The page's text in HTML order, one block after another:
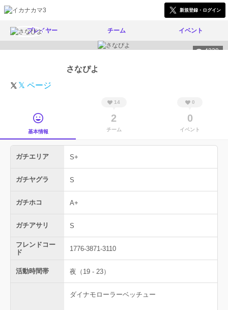
新規登録・ログイン
プレイヤー チーム イベント
4239
さなぴよ
𝕏 ページ
基本情報
14
2
チーム
0
0
イベント
ガチエリア S+
ガチヤグラ S
ガチホコ A+
ガチアサリ S
フレンドコー
ド
1776-3871-3110
活動時間帯 夜（19 - 23）
ダイナモローラーベッチュー